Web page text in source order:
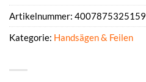
Artikelnummer: 4007875325159
Kategorie: Handsägen & Feilen